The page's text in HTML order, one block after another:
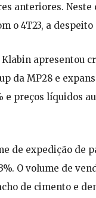
anteriores.
o 4T23, a
apresentou
da MP28 e
e preços líquidos
de expedição de
O volume de
de cimento e